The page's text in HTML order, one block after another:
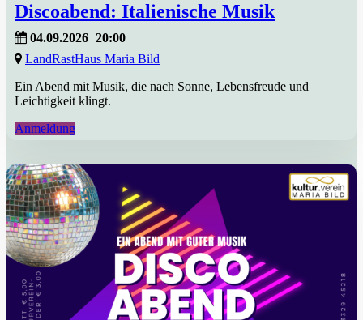
Discoabend: Italienische Musik
04.09.2026 20:00
LandRastHaus Maria Bild
Ein Abend mit Musik, die nach Sonne, Lebensfreude und
Leichtigkeit klingt.
Anmeldung